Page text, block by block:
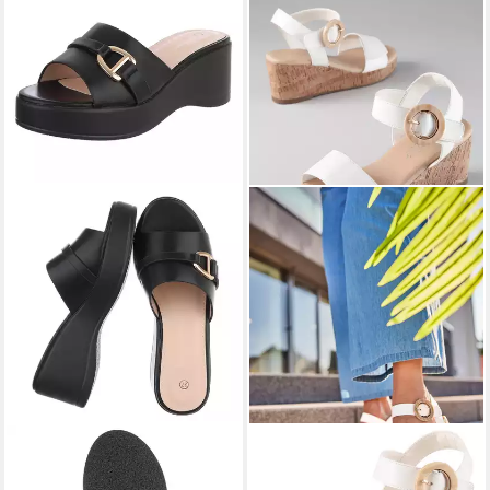
ITAL-DESIGN Elegante
Sandalen mit Absatz und
ANISTON SHOES